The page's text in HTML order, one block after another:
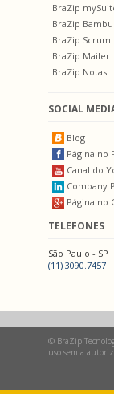
BraZip
BraZip
BraZip Scrum
BraZip Mailer
BraZip Notas
SOCIAL
Blog
Página no
Canal do
Company
Página no
TELEFONES
São Paulo - SP
(11) 3090.7457
© BraZip
uso sem a